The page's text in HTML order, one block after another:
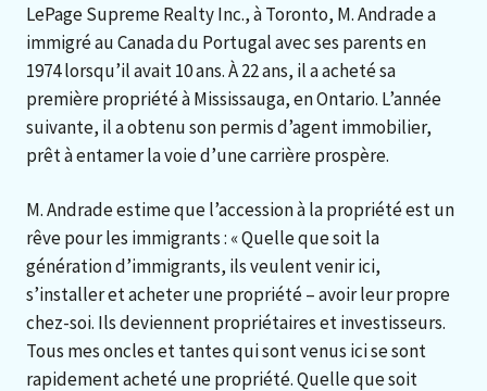
LePage Supreme Realty Inc., à Toronto, M. Andrade a
immigré au Canada du Portugal avec ses parents en
1974 lorsqu’il avait 10 ans. À 22 ans, il a acheté sa
première propriété à Mississauga, en Ontario. L’année
suivante, il a obtenu son permis d’agent immobilier,
prêt à entamer la voie d’une carrière prospère.
M. Andrade estime que l’accession à la propriété est un
rêve pour les immigrants : « Quelle que soit la
génération d’immigrants, ils veulent venir ici,
s’installer et acheter une propriété – avoir leur propre
chez-soi. Ils deviennent propriétaires et investisseurs.
Tous mes oncles et tantes qui sont venus ici se sont
rapidement acheté une propriété. Quelle que soit